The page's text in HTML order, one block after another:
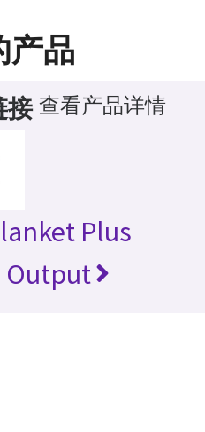
产品
接 查看产品详情
Plus
Output